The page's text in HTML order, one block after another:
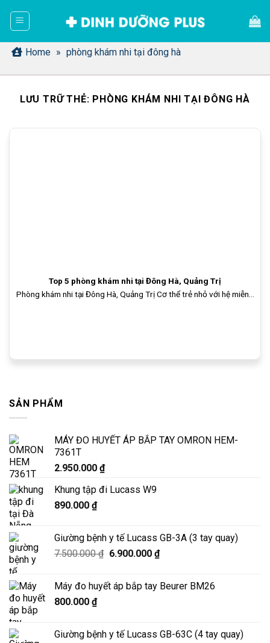
dung Home » phòng khám nhi tại đông hà
LƯU TRỮ THẺ: PHÒNG KHÁM NHI TẠI ĐÔNG HÀ
Top 5 phòng khám nhi tại Đông Hà, Quảng Trị
Phòng khám nhi tại Đông Hà, Quảng Trị Cơ thể trẻ nhỏ với hệ miễn...
SẢN PHẨM
MÁY ĐO HUYẾT ÁP BẮP TAY OMRON HEM-
7361T
2.950.000 ₫
Khung tập đi Lucass W9
890.000 ₫
Giường bệnh y tế Lucass GB-3A (3 tay quay)
7.500.000₫ Giá
là:
7.500.000 ₫.
6.900.000 ₫Giá
là:
Máy đo huyết áp bắp tay Beurer BM26
800.000 ₫
Giường bệnh y tế Lucass GB-63C (4 tay quay)